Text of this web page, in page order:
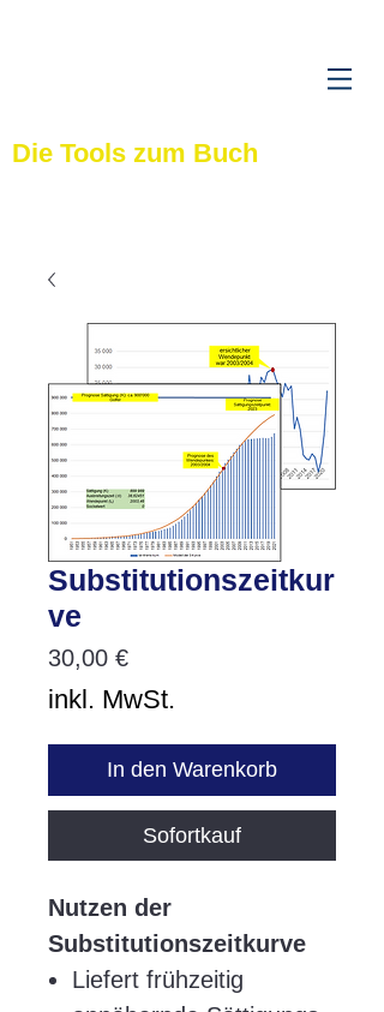
Die Tools zum Buch
Substitutionszeitkur
ve
30,00 €Preis
inkl. MwSt.
In den Warenkorb
Sofortkauf
Nutzen der
Substitutionszeitkurve
Liefert frühzeitig